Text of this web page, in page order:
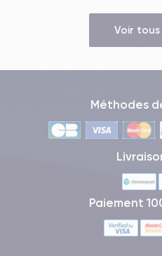
Voir tous
Méthodes
Paiement